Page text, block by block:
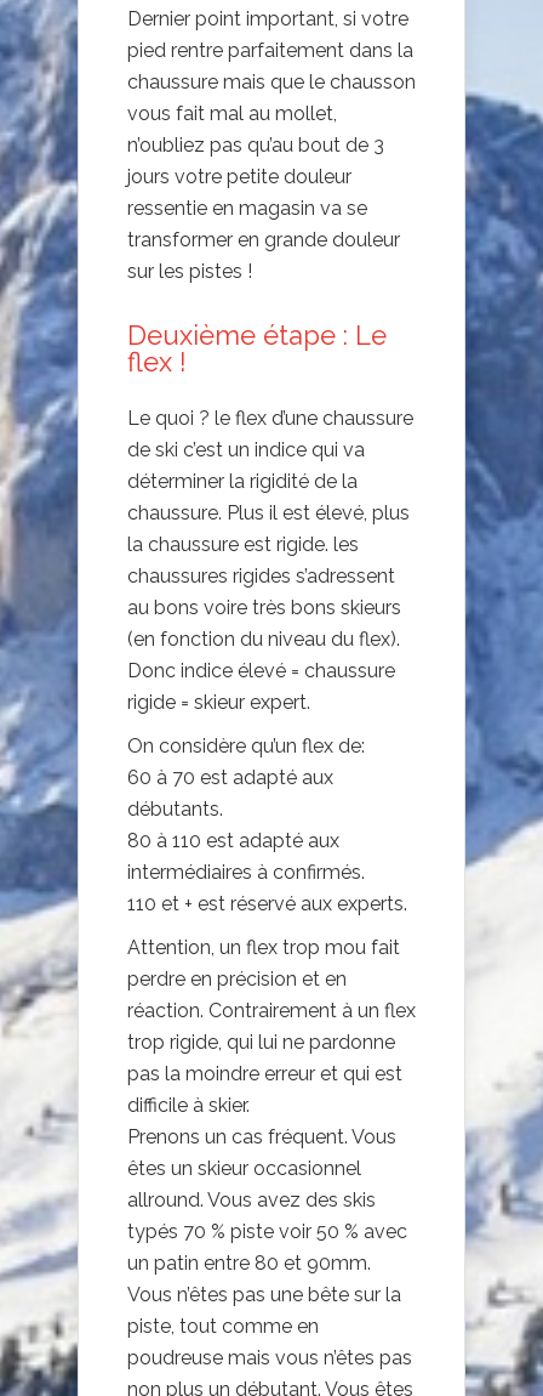
Dernier point important, si votre
pied rentre parfaitement dans la
chaussure mais que le chausson
vous fait mal au mollet,
n’oubliez pas qu’au bout de 3
jours votre petite douleur
ressentie en magasin va se
transformer en grande douleur
sur les pistes !
Deuxième étape : Le
flex !
Le quoi ? le flex d’une chaussure
de ski c’est un indice qui va
déterminer la rigidité de la
chaussure. Plus il est élevé, plus
la chaussure est rigide. les
chaussures rigides s’adressent
au bons voire très bons skieurs
(en fonction du niveau du flex).
Donc indice élevé = chaussure
rigide = skieur expert.
On considère qu’un flex de:
60 à 70 est adapté aux
débutants.
80 à 110 est adapté aux
intermédiaires à confirmés.
110 et + est réservé aux experts.
Attention, un flex trop mou fait
perdre en précision et en
réaction. Contrairement à un flex
trop rigide, qui lui ne pardonne
pas la moindre erreur et qui est
difficile à skier.
Prenons un cas fréquent. Vous
êtes un skieur occasionnel
allround. Vous avez des skis
typés 70 % piste voir 50 % avec
un patin entre 80 et 90mm.
Vous n’êtes pas une bête sur la
piste, tout comme en
poudreuse mais vous n’êtes pas
non plus un débutant. Vous êtes